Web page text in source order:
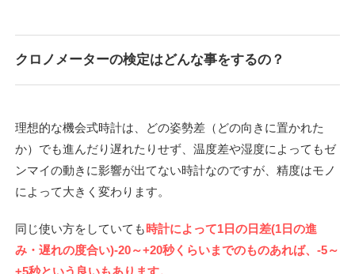
クロノメーターの検定はどんな事をするの？
理想的な機会式時計は、どの姿勢差（どの向きに置かれた
か）でも進んだり遅れたりせず、温度差や湿度によってもゼ
ンマイの動きに影響が出てない時計なのですが、精度はモノ
によって大きく変わります。
同じ使い方をしていても時計によって1日の日差(1日の進
み・遅れの度合い)-20～+20秒くらいまでのものあれば、-5～
+5秒という良いもあります。